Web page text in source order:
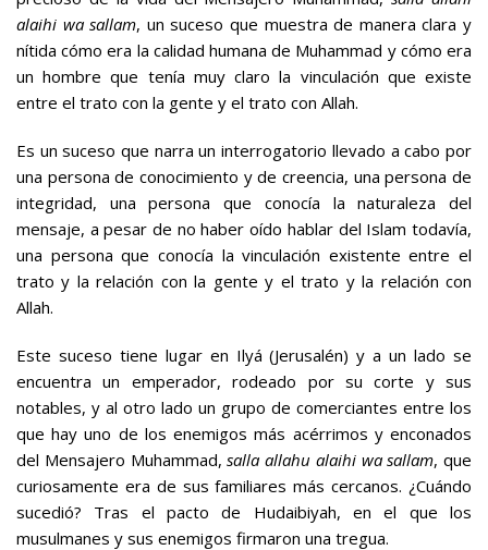
alaihi wa sallam, un suceso que muestra de manera clara y
nítida cómo era la calidad humana de Muhammad y cómo era
un hombre que tenía muy claro la vinculación que existe
entre el trato con la gente y el trato con Allah.
Es un suceso que narra un interrogatorio llevado a cabo por
una persona de conocimiento y de creencia, una persona de
integridad, una persona que conocía la naturaleza del
mensaje, a pesar de no haber oído hablar del Islam todavía,
una persona que conocía la vinculación existente entre el
trato y la relación con la gente y el trato y la relación con
Allah.
Este suceso tiene lugar en Ilyá (Jerusalén) y a un lado se
encuentra un emperador, rodeado por su corte y sus
notables, y al otro lado un grupo de comerciantes entre los
que hay uno de los enemigos más acérrimos y enconados
del Mensajero Muhammad,salla allahu alaihi wa sallam, que
curiosamente era de sus familiares más cercanos. ¿Cuándo
sucedió? Tras el pacto de Hudaibiyah, en el que los
musulmanes y sus enemigos firmaron una tregua.